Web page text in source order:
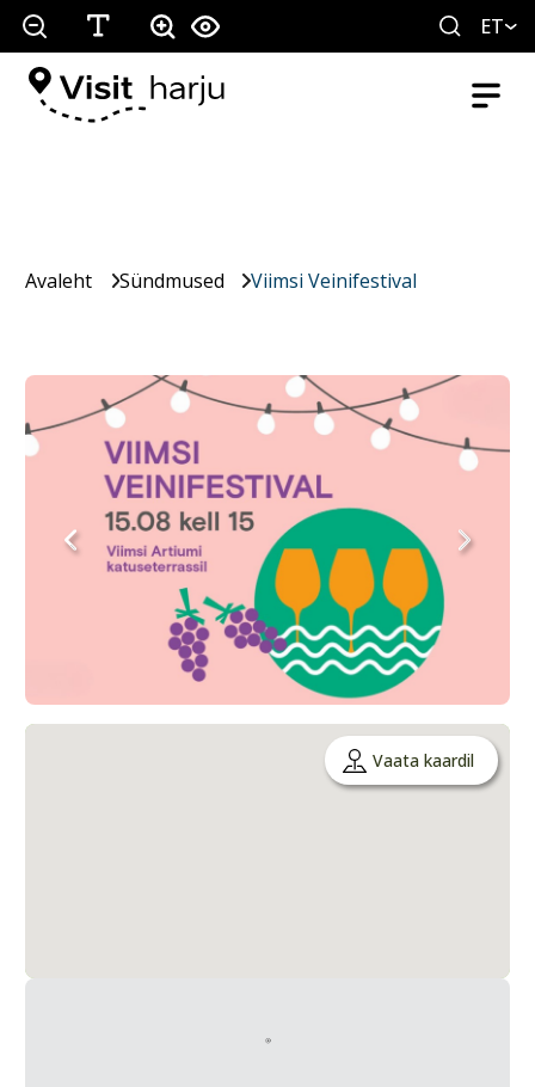
ET
Avaleht Sündmused Viimsi Veinifestival
Vaata kaardil